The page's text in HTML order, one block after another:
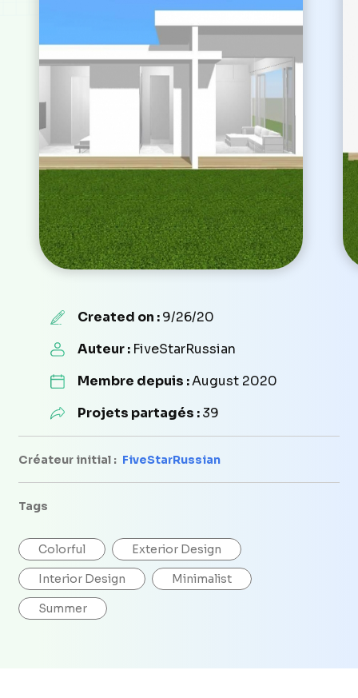
Created on :9/26/20
Auteur : FiveStarRussian
Membre depuis :August 2020
Projets partagés :39
Créateur initial : FiveStarRussian
Tags
Colorful Exterior Design
Interior Design Minimalist
Summer